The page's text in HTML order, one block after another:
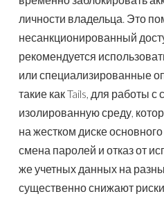
личности владельца. Это
несанкционированный
рекомендуется
или специализированные
такие как Tails, для работы с
изолированную среду,
на жестком диске
смена паролей и отказ от
же учетных данных на
существенно снижают